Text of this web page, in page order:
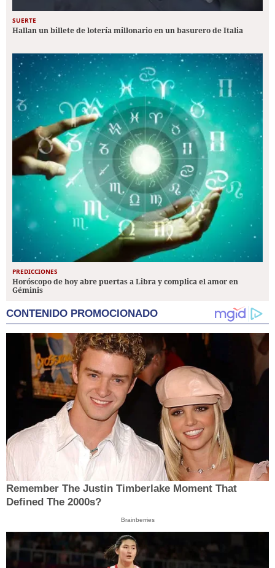
SUERTE
Hallan un billete de lotería millonario en un basurero de Italia
PREDICCIONES
Horóscopo de hoy abre puertas a Libra y complica el amor en
Géminis
CONTENIDO PROMOCIONADO
Remember The Justin Timberlake Moment That
Defined The 2000s?
Brainberries